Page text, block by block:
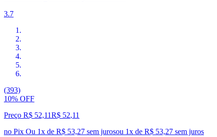
3.7
(393)
10% OFF
Preço R$ 52,11R$ 52,11
no Pix Ou 1x de R$ 53,27 sem jurosou 1x de R$ 53,27 sem juros